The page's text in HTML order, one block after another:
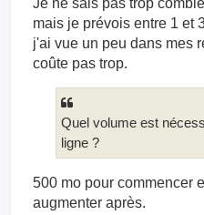
Je ne sais pas trop
mais je prévois entre 1 et
j'ai vue un peu dans mes
coûte pas trop.
Quel volume est
ligne ?
500 mo pour commencer
augmenter après.